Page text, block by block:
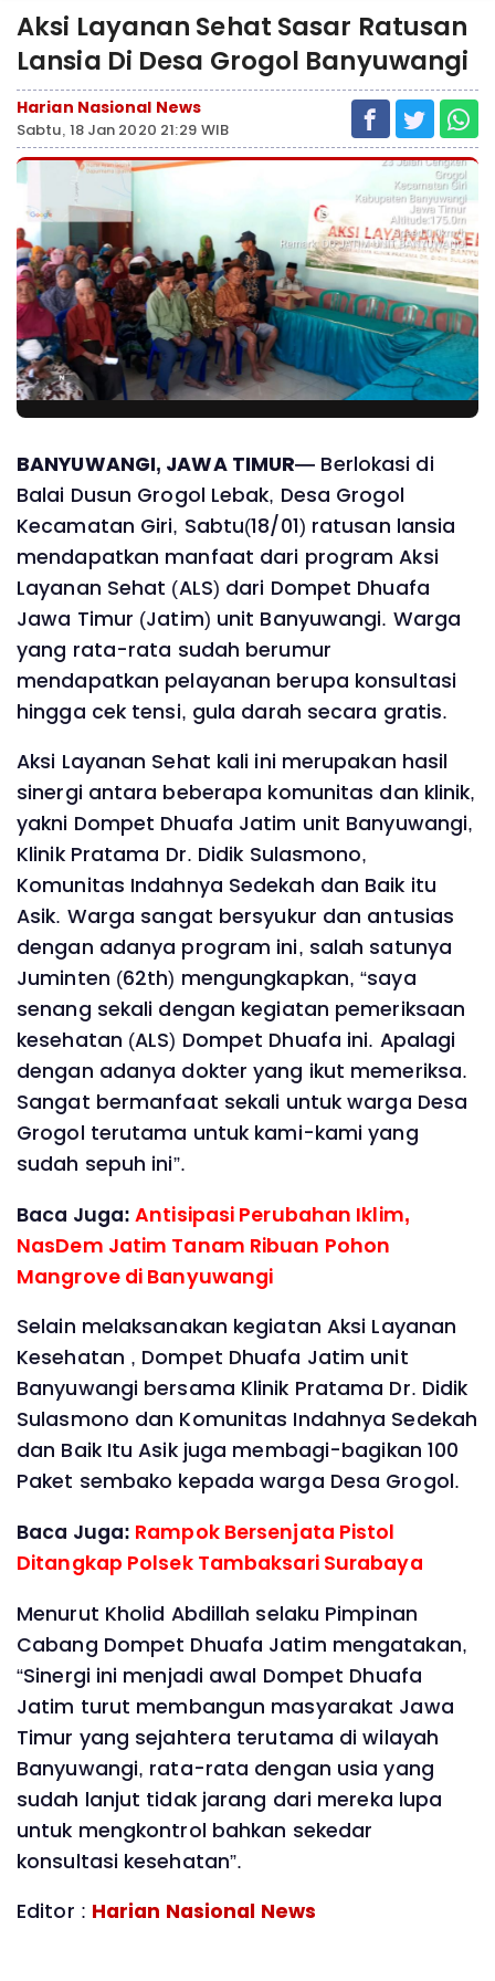
Aksi Layanan Sehat Sasar Ratusan
Lansia Di Desa Grogol Banyuwangi
Harian Nasional News
Sabtu, 18 Jan 2020 21:29 WIB
BANYUWANGI, JAWA TIMUR— Berlokasi di
Balai Dusun Grogol Lebak, Desa Grogol
Kecamatan Giri, Sabtu(18/01) ratusan lansia
mendapatkan manfaat dari program Aksi
Layanan Sehat (ALS) dari Dompet Dhuafa
Jawa Timur (Jatim) unit Banyuwangi. Warga
yang rata-rata sudah berumur
mendapatkan pelayanan berupa konsultasi
hingga cek tensi, gula darah secara gratis.
Aksi Layanan Sehat kali ini merupakan hasil
sinergi antara beberapa komunitas dan klinik,
yakni Dompet Dhuafa Jatim unit Banyuwangi,
Klinik Pratama Dr. Didik Sulasmono,
Komunitas Indahnya Sedekah dan Baik itu
Asik. Warga sangat bersyukur dan antusias
dengan adanya program ini, salah satunya
Juminten (62th) mengungkapkan, “saya
senang sekali dengan kegiatan pemeriksaan
kesehatan (ALS) Dompet Dhuafa ini. Apalagi
dengan adanya dokter yang ikut memeriksa.
Sangat bermanfaat sekali untuk warga Desa
Grogol terutama untuk kami-kami yang
sudah sepuh ini”.
Baca Juga:Antisipasi Perubahan Iklim,
NasDem Jatim Tanam Ribuan Pohon
Mangrove di Banyuwangi
Selain melaksanakan kegiatan Aksi Layanan
Kesehatan , Dompet Dhuafa Jatim unit
Banyuwangi bersama Klinik Pratama Dr. Didik
Sulasmono dan Komunitas Indahnya Sedekah
dan Baik Itu Asik juga membagi-bagikan 100
Paket sembako kepada warga Desa Grogol.
Baca Juga: Rampok Bersenjata Pistol
Ditangkap Polsek Tambaksari Surabaya
Menurut Kholid Abdillah selaku Pimpinan
Cabang Dompet Dhuafa Jatim mengatakan,
“Sinergi ini menjadi awal Dompet Dhuafa
Jatim turut membangun masyarakat Jawa
Timur yang sejahtera terutama di wilayah
Banyuwangi, rata-rata dengan usia yang
sudah lanjut tidak jarang dari mereka lupa
untuk mengkontrol bahkan sekedar
konsultasi kesehatan”.
Editor : Harian Nasional News